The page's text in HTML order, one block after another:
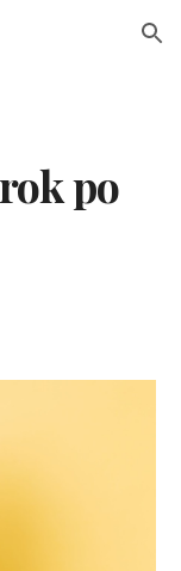
Skip to navigation
po